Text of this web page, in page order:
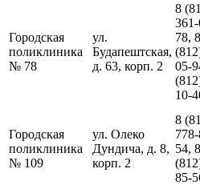
Городская
поликлиника
№ 78
ул.
Будапештская,
д. 63, корп. 2
8
78, 8
05-
10-
Городская
поликлиника
№ 109
ул. Олеко
Дундича, д. 8,
корп. 2
8
54, 8
85-